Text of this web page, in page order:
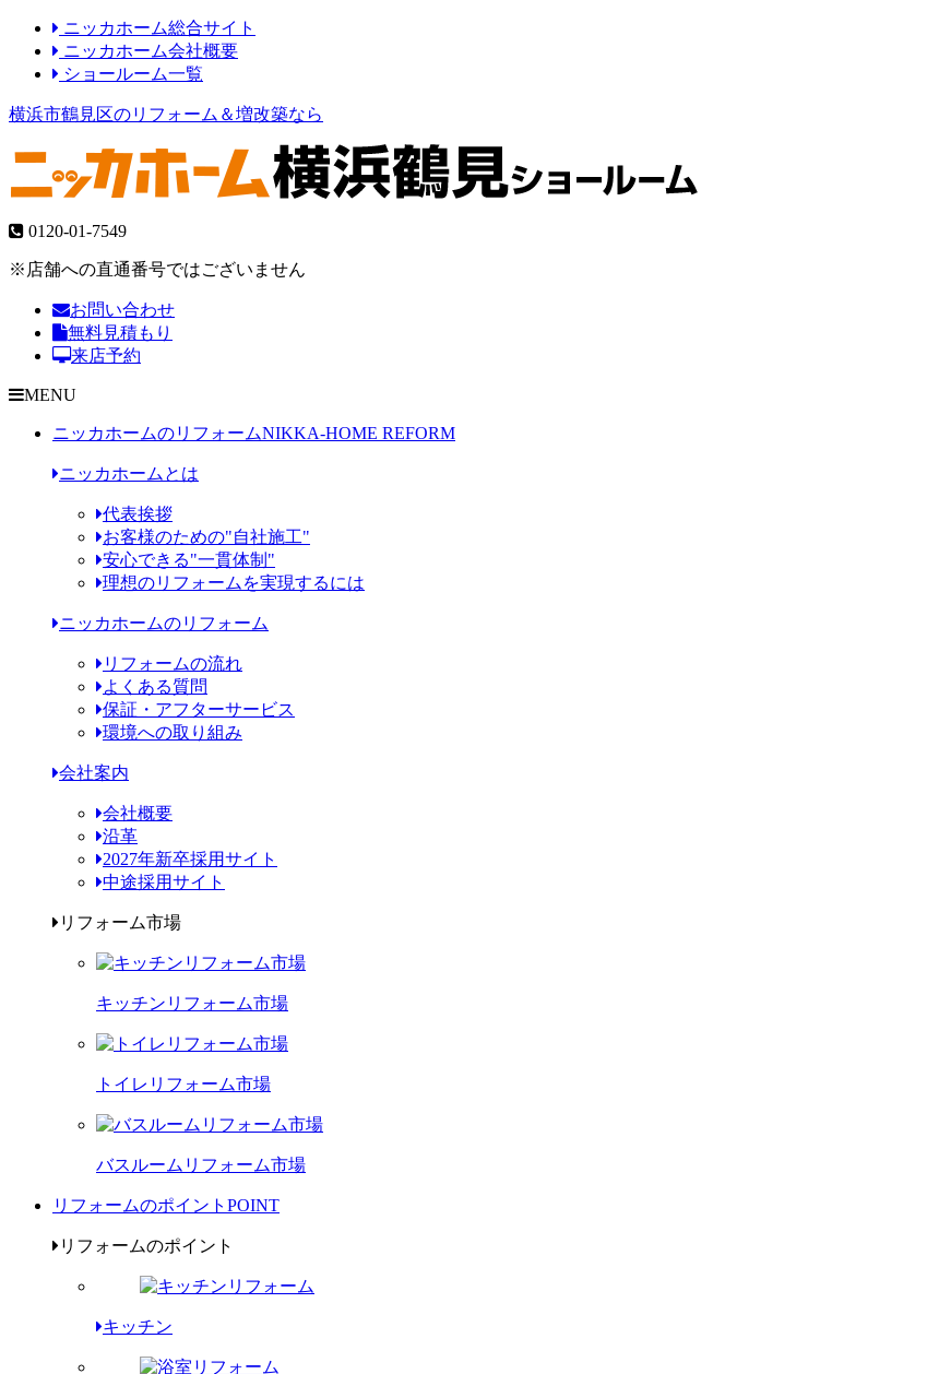
ニッカホーム総合サイト
ニッカホーム会社概要
ショールーム一覧
横浜市鶴見区のリフォーム＆増改築なら
0120-01-7549
※店舗への直通番号ではございません
お問い合わせ
無料見積もり
来店予約
MENU
ニッカホームのリフォームNIKKA-HOME REFORM
ニッカホームとは
代表挨拶
お客様のための"自社施工"
安心できる"一貫体制"
理想のリフォームを実現するには
ニッカホームのリフォーム
リフォームの流れ
よくある質問
保証・アフターサービス
環境への取り組み
会社案内
会社概要
沿革
2027年新卒採用サイト
中途採用サイト
リフォーム市場
キッチンリフォーム市場
トイレリフォーム市場
バスルームリフォーム市場
リフォームのポイント POINT
リフォームのポイント
キッチン